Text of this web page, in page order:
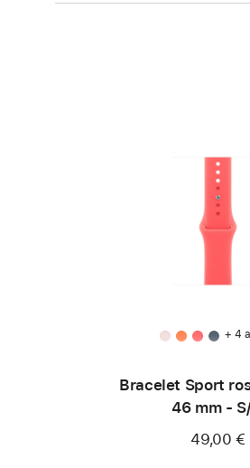
+ 4
Bracelet Sport
46 mm -
49,00 €